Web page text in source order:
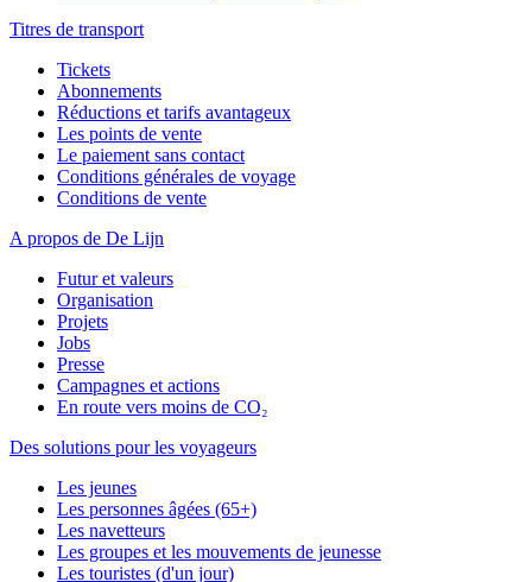
Titres de transport
Tickets
Abonnements
Réductions et tarifs avantageux
Les points de vente
Le paiement sans contact
Conditions générales de voyage
Conditions de vente
A propos de De Lijn
Futur et valeurs
Organisation
Projets
Jobs
Presse
Campagnes et actions
En route vers moins de CO₂
Des solutions pour les voyageurs
Les jeunes
Les personnes âgées (65+)
Les navetteurs
Les groupes et les mouvements de jeunesse
Les touristes (d'un jour)